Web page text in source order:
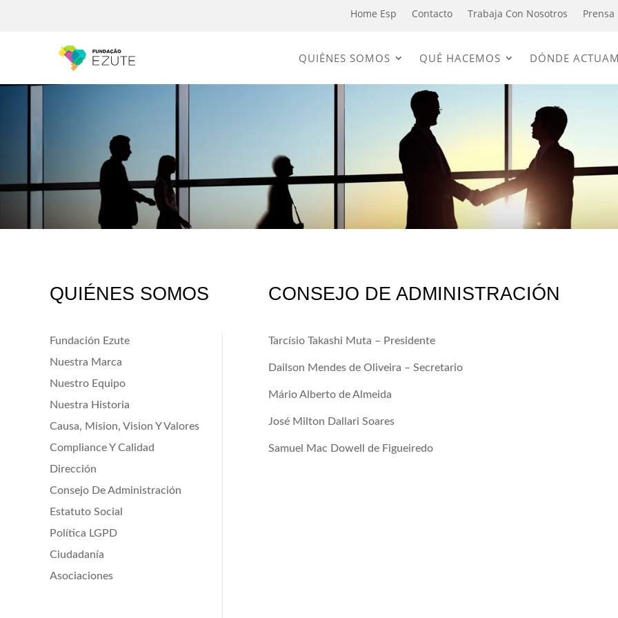
Home Esp Contacto Trabaja Con Nosotros Prensa
QUIÉNES SOMOS QUÉ HACEMOS DÓNDE
QUIÉNES SOMOS
Fundación Ezute
Nuestra Marca
Nuestro Equipo
Nuestra Historia
Causa, Mision, Vision Y Valores
Compliance Y Calidad
Dirección
Consejo De Administración
Estatuto Social
Política LGPD
Ciudadanía
Asociaciones
CONSEJO DE ADMINISTRACIÓN
Tarcísio Takashi Muta – Presidente
Dailson Mendes de Oliveira – Secretario
Mário Alberto de Almeida
José Milton Dallari Soares
Samuel Mac Dowell de Figueiredo